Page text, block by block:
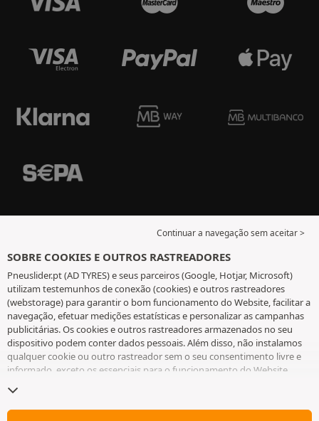
Continuar a navegação sem aceitar >
SOBRE COOKIES E OUTROS RASTREADORES
Pneuslider.pt (AD TYRES) e seus parceiros (Google, Hotjar, Microsoft)
utilizam testemunhos de conexão (cookies) e outros rastreadores
(webstorage) para garantir o bom funcionamento do Website, facilitar a
navegação, efetuar medições estatísticas e personalizar as campanhas
publicitárias. Os cookies e outros rastreadores armazenados no seu
dispositivo podem conter dados pessoais. Além disso, não instalamos
qualquer cookie ou outro rastreador sem o seu consentimento livre e
informado, exceto os essenciais para o funcionamento do Website.
consentimento a qualquer momento, ao aceder à
outros rastreadores. Pode optar por continuar a navegar sem aceitar a